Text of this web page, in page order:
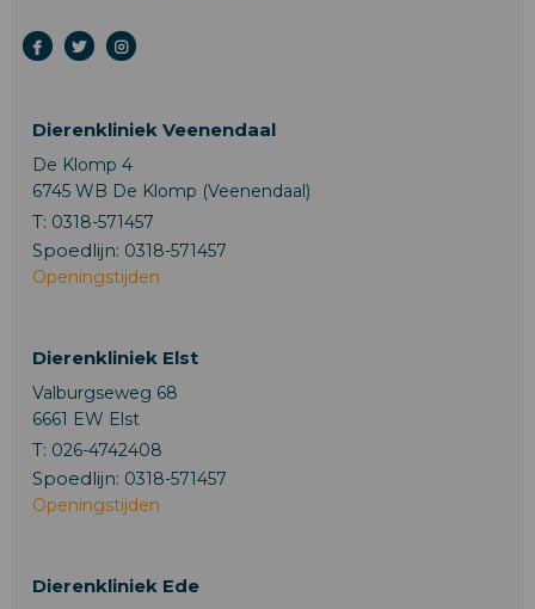
Dierenkliniek Veenendaal
De Klomp 4
6745 WB De Klomp (Veenendaal)
T: 0318-571457
Spoedlijn: 0318-571457
Openingstijden
Dierenkliniek Elst
Valburgseweg 68
6661 EW Elst
T: 026-4742408
Spoedlijn: 0318-571457
Openingstijden
Dierenkliniek Ede